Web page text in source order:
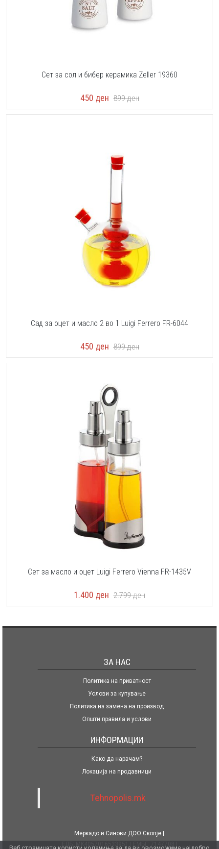
Сет за сол и бибер керамика Zeller 19360
450 ден 899ден
Сад за оцет и масло 2 во 1 Luigi Ferrero FR-6044
450 ден 899ден
Сет за масло и оцет Luigi Ferrero Vienna FR-1435V
1.400 ден 2.799ден
ЗА НАС
Политика на приватност
Услови за купување
Политика на замена на производ
Општи правила и услови
ИНФОРМАЦИИ
Како да нарачам?
Локација на продавници
Tehnopolis.mk
Меркадо и Синови ДОО Скопје